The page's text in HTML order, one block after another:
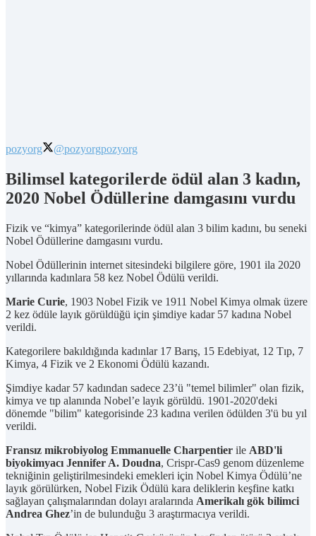
pozyorg @pozyorgpozyorg
Bilimsel kategorilerde ödül alan 3 kadın,
2020 Nobel Ödüllerine damgasını vurdu
Fizik ve “kimya” kategorilerinde ödül alan 3 bilim kadını, bu seneki
Nobel Ödüllerine damgasını vurdu.
Nobel Ödüllerinin internet sitesindeki bilgilere göre, 1901 ila 2020
yıllarında kadınlara 58 kez Nobel Ödülü verildi.
Marie Curie, 1903 Nobel Fizik ve 1911 Nobel Kimya olmak üzere
2 kez ödüle layık görüldüğü için şimdiye kadar 57 kadına Nobel
verildi.
Kategorilere bakıldığında kadınlar 17 Barış, 15 Edebiyat, 12 Tıp, 7
Kimya, 4 Fizik ve 2 Ekonomi Ödülü kazandı.
Şimdiye kadar 57 kadından sadece 23’ü "temel bilimler" olan fizik,
kimya ve tıp alanında Nobel’e layık görüldü. 1901-2020'deki
dönemde "bilim" kategorisinde 23 kadına verilen ödülden 3'ü bu yıl
verildi.
Fransız mikrobiyolog Emmanuelle Charpentier ile ABD'li
biyokimyacı Jennifer A. Doudna, Crispr-Cas9 genom düzenleme
tekniğinin geliştirilmesindeki emekleri için Nobel Kimya Ödülü’ne
layık görülürken, Nobel Fizik Ödülü kara deliklerin keşfine katkı
sağlayan çalışmalarından dolayı aralarında Amerikalı gök bilimci
Andrea Ghez’in de bulunduğu 3 araştırmacıya verildi.